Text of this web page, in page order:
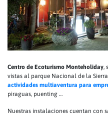
Centro de Ecoturismo Monteholiday,
vistas al parque Nacional de la
actividades multiaventura para
piraguas, puenting …
Nuestras instalaciones cuentan con